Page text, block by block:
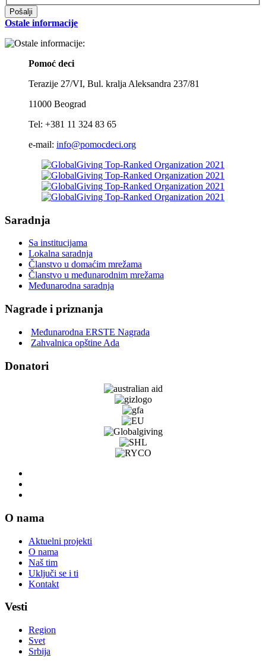
Pošalji
Ostale informacije
Pomoć deci
Terazije 27/VI, Bul. kralja Aleksandra 237/81
11000 Beograd
Tel: +381 11 324 83 65
e-mail: info@pomocdeci.org
Saradnja
Sa institucijama
Lokalna saradnja
Članstvo u domaćim mrežama
Članstvo u međunarodnim mrežama
Međunarodna saradnja
Nagrade i priznanja
Međunarodna ERSTE Nagrada
Zahvalnica opštine Ada
Donatori
O nama
Aktuelni projekti
O nama
Naš tim
Uključi se i ti
Kontakt
Vesti
Region
Svet
Srbija